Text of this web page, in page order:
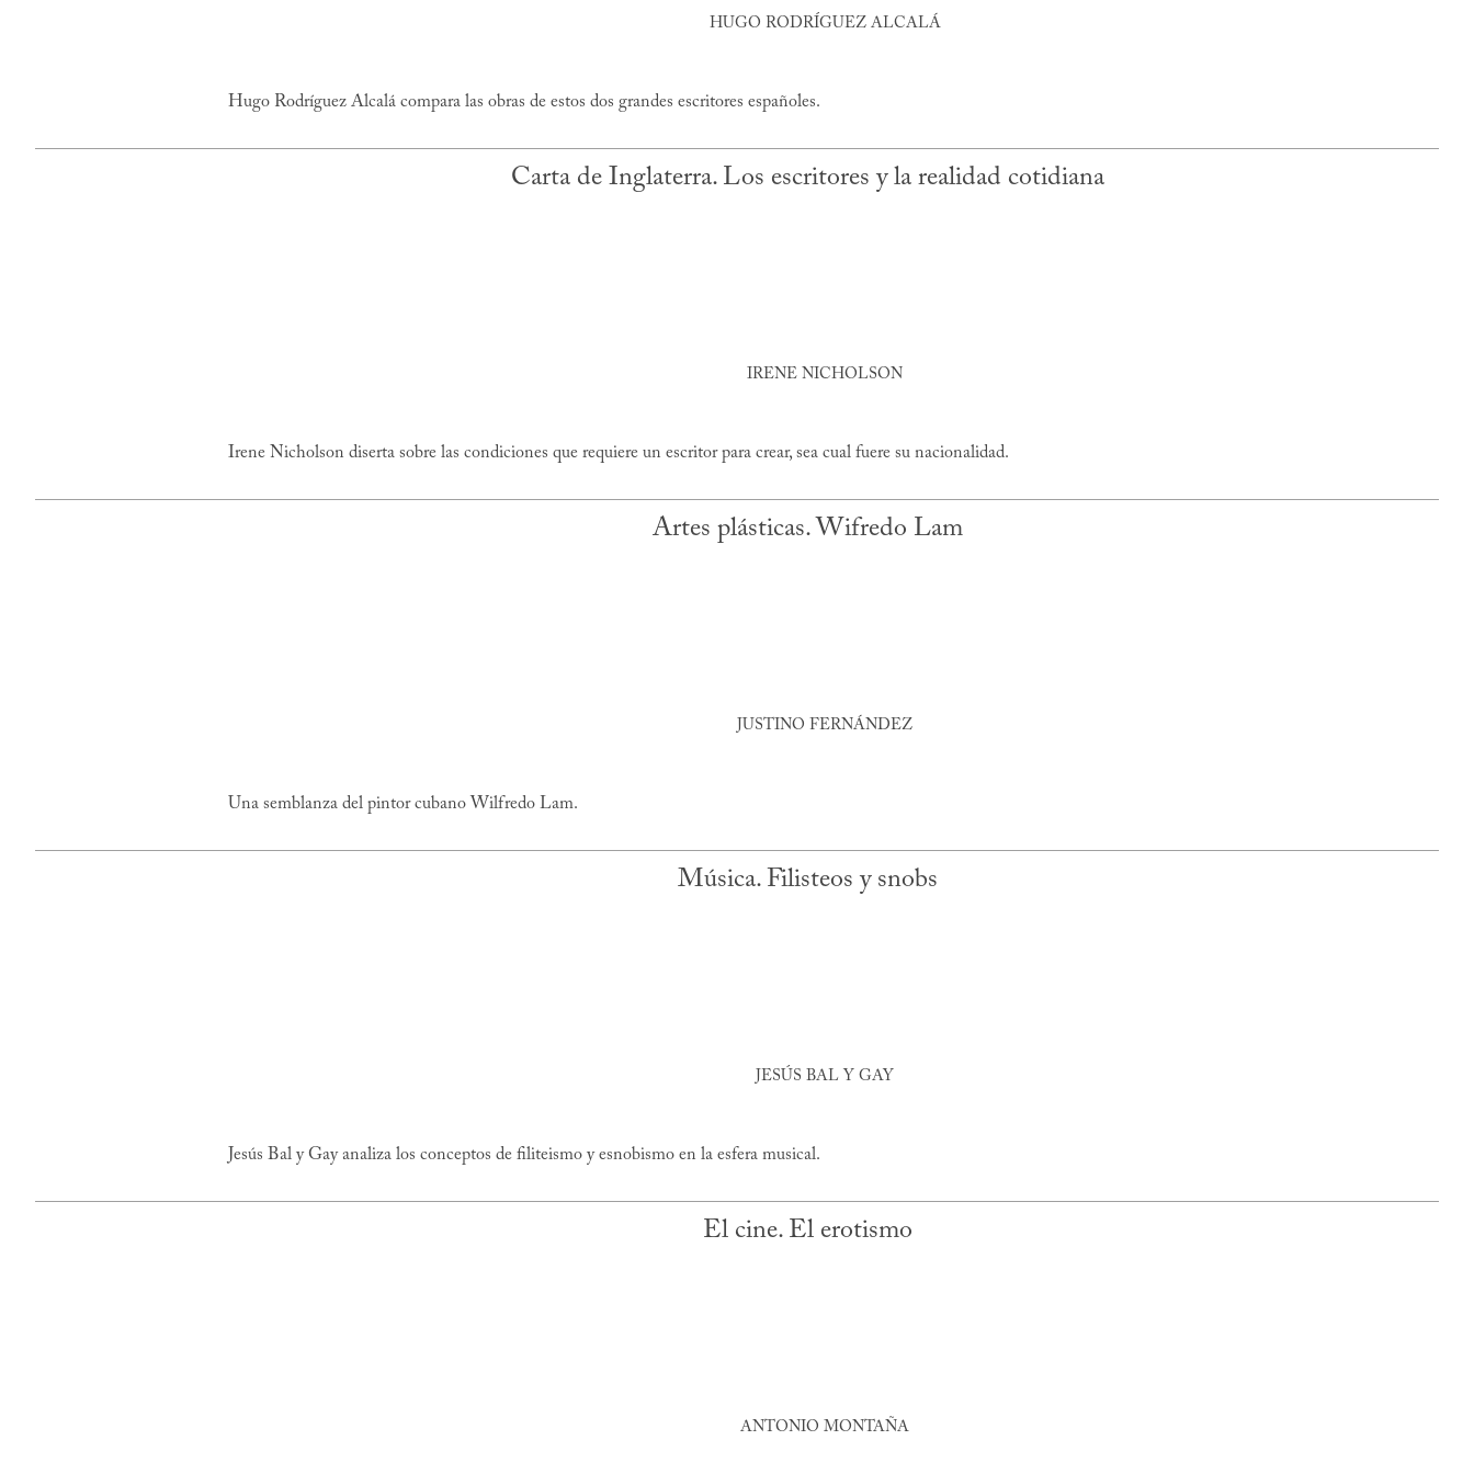
HUGO RODRÍGUEZ ALCALÁ
Hugo Rodríguez Alcalá compara las obras de estos dos grandes escritores españoles.
Carta de Inglaterra. Los escritores y la realidad cotidiana
IRENE NICHOLSON
Irene Nicholson diserta sobre las condiciones que requiere un escritor para crear, sea cual fuere su nacionalidad.
Artes plásticas. Wifredo Lam
JUSTINO FERNÁNDEZ
Una semblanza del pintor cubano Wilfredo Lam.
Música. Filisteos y snobs
JESÚS BAL Y GAY
Jesús Bal y Gay analiza los conceptos de filiteismo y esnobismo en la esfera musical.
El cine. El erotismo
ANTONIO MONTAÑA